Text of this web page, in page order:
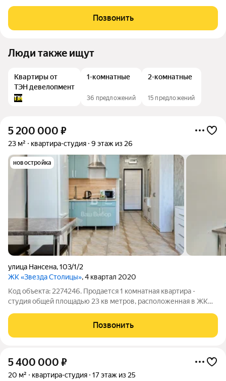
требованиям зонирования: кухня-столовая, объединяет
пространство для отдыха и рабочую зону, спальня с
Позвонить
Люди также ищут
Квартиры от
ТЭН девелопмент
1-комнатные
36 предложений
2-комнатные
15 предложений
5 200 000 ₽
23 м² квартира-студия 9 этаж из 26
новостройка
улица Нансена,103/1/2
ЖК «Звезда Столицы», 4 квартал 2020
Код объекта: 2274246. Продается 1 комнатная квартира -
студия общей площадью 23 кв метров, расположенная в ЖК
этажного кирпичного дома. Территория комплекса огорожена
и классно обустроена ,
Позвонить
5 400 000 ₽
20 м² квартира-студия 17 этаж из 25